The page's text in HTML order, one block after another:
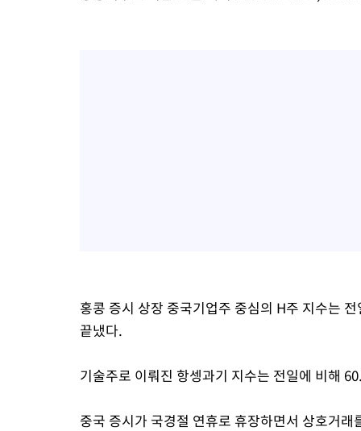
홍콩 증시 상장 중국기업주 중심의 H주 지수는
끝냈다.
기술주로 이뤄진 항셍과기 지수는 전일에 비해
중국 증시가 국경절 연휴로 휴장하면서 상호거